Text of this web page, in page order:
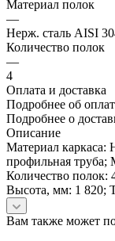
Материал полок
—
Нерж. сталь AISI
Количество полок
—
4
Оплата и доставка
Подробнее об
Подробнее о
Описание
Материал каркаса:
профильная труба;
Количество
Высота, мм: 1 820;
Вам также может